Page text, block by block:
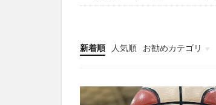
新着順 人気順
お勧めカテゴリ
指導者悩み